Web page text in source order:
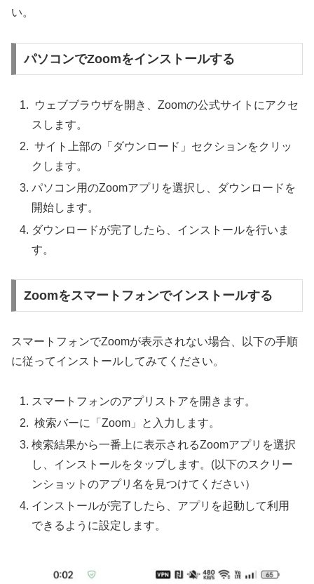
い。
パソコンでZoomをインストールする
ウェブブラウザを開き、Zoomの公式サイトにアクセ
スします。
サイト上部の「ダウンロード」セクションをクリッ
クします。
パソコン用のZoomアプリを選択し、ダウンロードを
開始します。
ダウンロードが完了したら、インストールを行いま
す。
Zoomをスマートフォンでインストールする
スマートフォンでZoomが表示されない場合、以下の手順
に従ってインストールしてみてください。
スマートフォンのアプリストアを開きます。
検索バーに「Zoom」と入力します。
検索結果から一番上に表示されるZoomアプリを選択
し、インストールをタップします。(以下のスクリー
ンショットのアプリ名を見つけてください）
インストールが完了したら、アプリを起動して利用
できるように設定します。